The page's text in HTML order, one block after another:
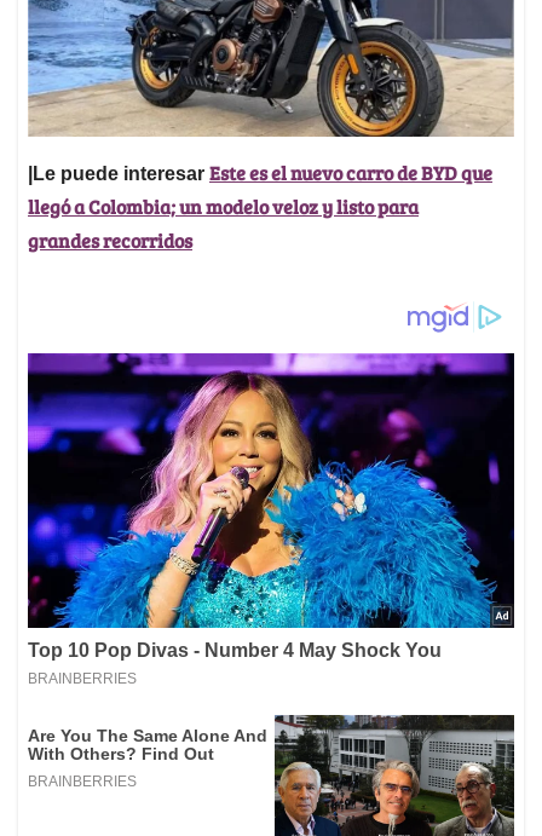
|Le puede interesar Este es el nuevo carro de BYD que
llegó a Colombia; un modelo veloz y listo para
grandes recorridos